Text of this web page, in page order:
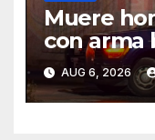
Muere
con arma
AUG 6, 2026